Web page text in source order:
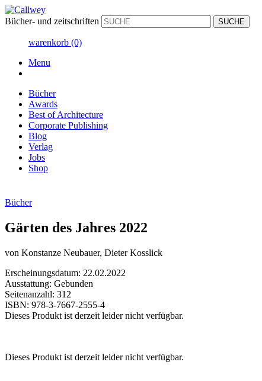
Bücher- und zeitschriften
warenkorb (0)
Menu
Bücher
Awards
Best of Architecture
Corporate Publishing
Blog
Verlag
Jobs
Shop
Bücher
Gärten des Jahres 2022
von Konstanze Neubauer, Dieter Kosslick
Erscheinungsdatum: 22.02.2022
Ausstattung: Gebunden
Seitenanzahl: 312
ISBN: 978-3-7667-2555-4
Dieses Produkt ist derzeit leider nicht verfügbar.
Dieses Produkt ist derzeit leider nicht verfügbar.